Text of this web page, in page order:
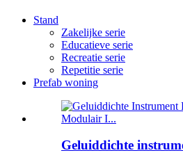
Stand
Zakelijke serie
Educatieve serie
Recreatie serie
Repetitie serie
Prefab woning
Geluiddichte